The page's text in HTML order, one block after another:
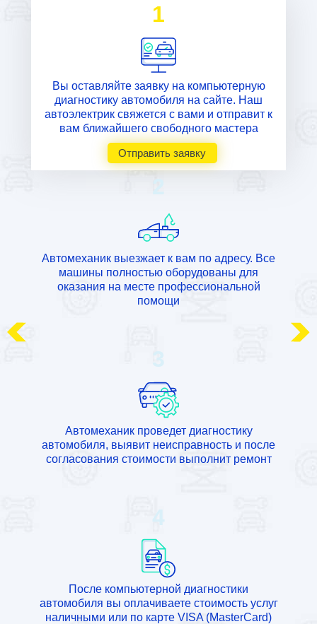
1
Вы оставляйте заявку на компьютерную
диагностику автомобиля на сайте. Наш
автоэлектрик свяжется с вами и отправит к
вам ближайшего свободного мастера
Отправить заявку
Автомеханик выезжает к вам по адресу. Все
машины полностью оборудованы для
оказания на месте профессиональной
помощи
3
Автомеханик проведет диагностику
автомобиля, выявит неисправность и после
согласования стоимости выполнит ремонт
4
После компьютерной диагностики
автомобиля вы оплачиваете стоимость услуг
наличными или по карте VISA (MasterCard)